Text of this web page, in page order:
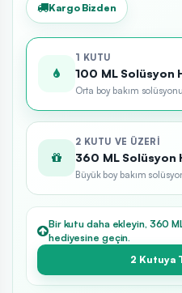
Kargo Bizden
1 KUTU
100 ML Solüsyon
Orta boy bakım solüsyonu
2 KUTU VE ÜZERI
360 ML Solüsyon
Büyük boy bakım
Bir kutu daha ekleyin, 360
hediyesine geçin.
2 Kutuya